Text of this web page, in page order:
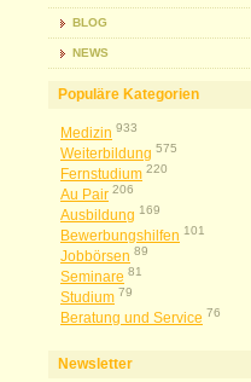
BLOG
NEWS
Populäre Kategorien
Medizin 933
Weiterbildung 575
Fernstudium 220
Au Pair 206
Ausbildung 169
Bewerbungshilfen 101
Jobbörsen 89
Seminare 81
Studium 79
Beratung und Service 76
Newsletter